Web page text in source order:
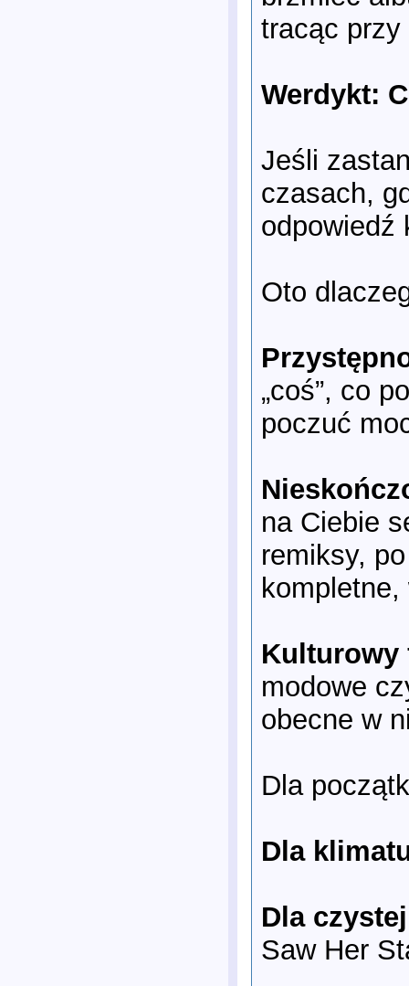
tracąc
Werdykt:
Jeśli
czasach,
odpowiedź
Oto
„coś”, co
poczuć
na Ciebie
remiksy,
Kulturowy
modowe
obecne w
Dla
Dla
Dla
Saw Her